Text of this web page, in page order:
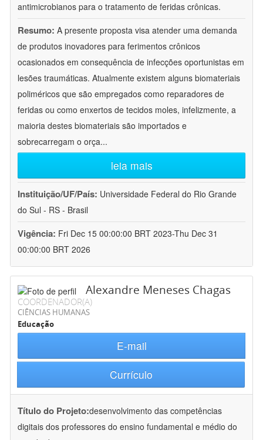
antimicrobianos para o tratamento de feridas crônicas.
Resumo: A presente proposta visa atender uma demanda
de produtos inovadores para ferimentos crônicos
ocasionados em consequência de infecções oportunistas em
lesões traumáticas. Atualmente existem alguns biomateriais
poliméricos que são empregados como reparadores de
feridas ou como enxertos de tecidos moles, infelizmente, a
maioria destes biomateriais são importados e
sobrecarregam o orça...
leia mais
Instituição/UF/País: Universidade Federal do Rio Grande
do Sul - RS - Brasil
Vigência: Fri Dec 15 00:00:00 BRT 2023-Thu Dec 31
00:00:00 BRT 2026
Alexandre Meneses Chagas
COORDENADOR(A)
CIÊNCIAS HUMANAS
Educação
E-mail
Currículo
Título do Projeto:desenvolvimento das competências
digitais dos professores do ensino fundamental e médio do